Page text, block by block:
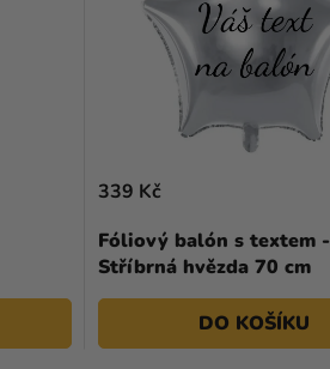
Fóliový balón s textem -
Stříbrná hvězda 70 cm
339 Kč
DO KOŠÍKU